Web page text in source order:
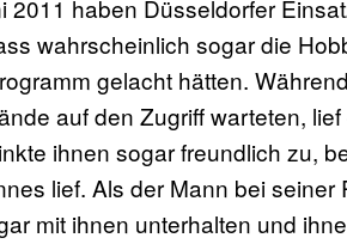
2011 haben Düsseldorfer
wahrscheinlich sogar die
gelacht hätten.
auf den Zugriff warteten,
ihnen sogar freundlich zu,
lief. Als der Mann bei
mit ihnen unterhalten und